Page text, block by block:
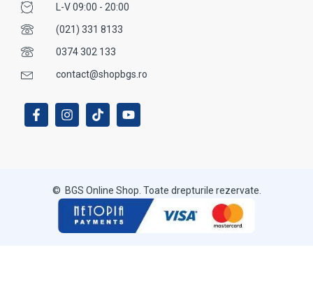
L-V 09:00 - 20:00
(021) 331 8133
0374 302 133
contact@shopbgs.ro
© BGS Online Shop. Toate drepturile rezervate.